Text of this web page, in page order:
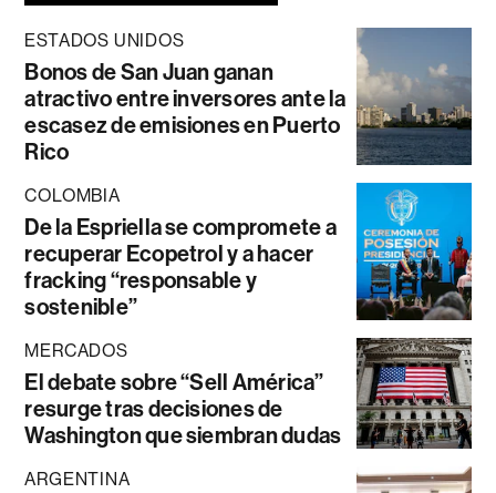
ESTADOS UNIDOS
Bonos de San Juan ganan
atractivo entre inversores ante la
escasez de emisiones en Puerto
Rico
COLOMBIA
De la Espriella se compromete a
recuperar Ecopetrol y a hacer
fracking “responsable y
sostenible”
MERCADOS
El debate sobre “Sell América”
resurge tras decisiones de
Washington que siembran dudas
ARGENTINA